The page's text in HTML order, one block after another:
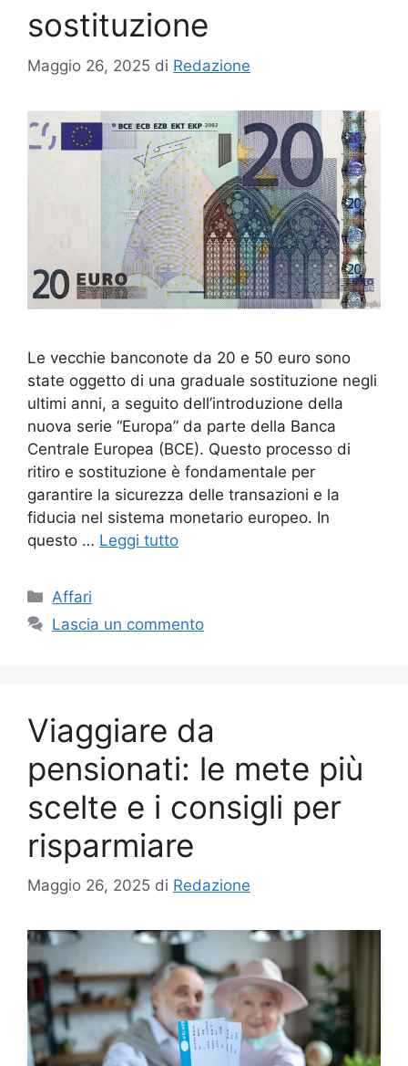
sostituzione
Maggio 26, 2025 di Redazione
Le vecchie banconote da 20 e 50 euro sono
state oggetto di una graduale sostituzione negli
ultimi anni, a seguito dell’introduzione della
nuova serie “Europa” da parte della Banca
Centrale Europea (BCE). Questo processo di
ritiro e sostituzione è fondamentale per
garantire la sicurezza delle transazioni e la
fiducia nel sistema monetario europeo. In
questo … Leggi tutto
Categorie
Affari
Lascia un commento
Viaggiare da
pensionati: le mete più
scelte e i consigli per
risparmiare
Maggio 26, 2025 di Redazione